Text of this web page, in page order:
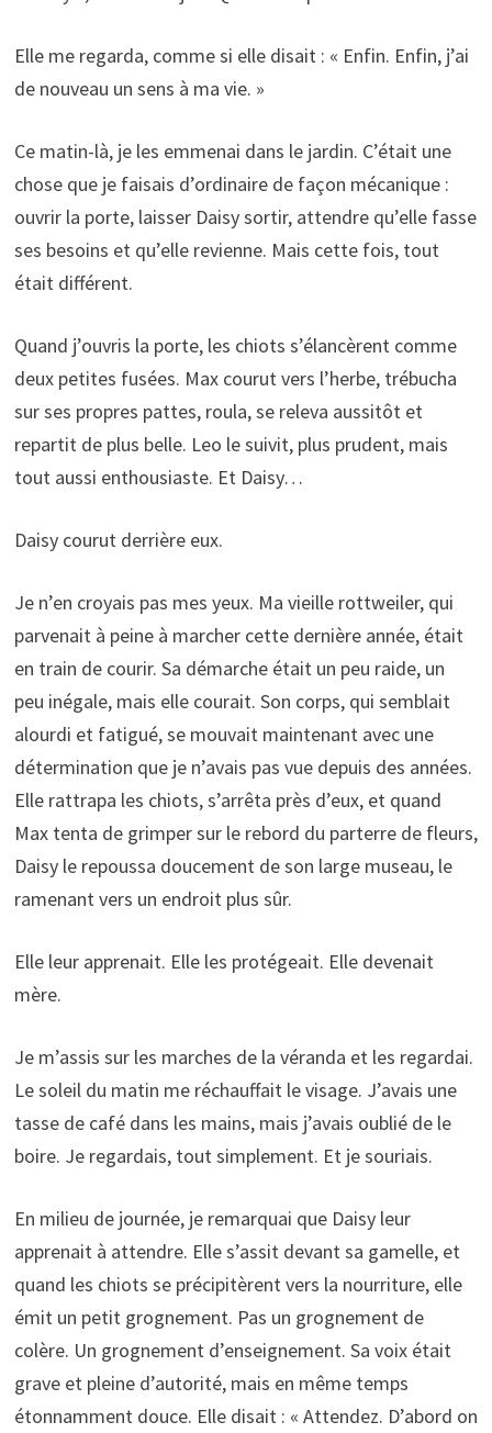
Elle me regarda, comme si elle disait : « Enfin. Enfin, j’ai
de nouveau un sens à ma vie. »
Ce matin-là, je les emmenai dans le jardin. C’était une
chose que je faisais d’ordinaire de façon mécanique :
ouvrir la porte, laisser Daisy sortir, attendre qu’elle fasse
ses besoins et qu’elle revienne. Mais cette fois, tout
était différent.
Quand j’ouvris la porte, les chiots s’élancèrent comme
deux petites fusées. Max courut vers l’herbe, trébucha
sur ses propres pattes, roula, se releva aussitôt et
repartit de plus belle. Leo le suivit, plus prudent, mais
tout aussi enthousiaste. Et Daisy…
Daisy courut derrière eux.
Je n’en croyais pas mes yeux. Ma vieille rottweiler, qui
parvenait à peine à marcher cette dernière année, était
en train de courir. Sa démarche était un peu raide, un
peu inégale, mais elle courait. Son corps, qui semblait
alourdi et fatigué, se mouvait maintenant avec une
détermination que je n’avais pas vue depuis des années.
Elle rattrapa les chiots, s’arrêta près d’eux, et quand
Max tenta de grimper sur le rebord du parterre de fleurs,
Daisy le repoussa doucement de son large museau, le
ramenant vers un endroit plus sûr.
Elle leur apprenait. Elle les protégeait. Elle devenait
mère.
Je m’assis sur les marches de la véranda et les regardai.
Le soleil du matin me réchauffait le visage. J’avais une
tasse de café dans les mains, mais j’avais oublié de le
boire. Je regardais, tout simplement. Et je souriais.
En milieu de journée, je remarquai que Daisy leur
apprenait à attendre. Elle s’assit devant sa gamelle, et
quand les chiots se précipitèrent vers la nourriture, elle
émit un petit grognement. Pas un grognement de
colère. Un grognement d’enseignement. Sa voix était
grave et pleine d’autorité, mais en même temps
étonnamment douce. Elle disait : « Attendez. D’abord on